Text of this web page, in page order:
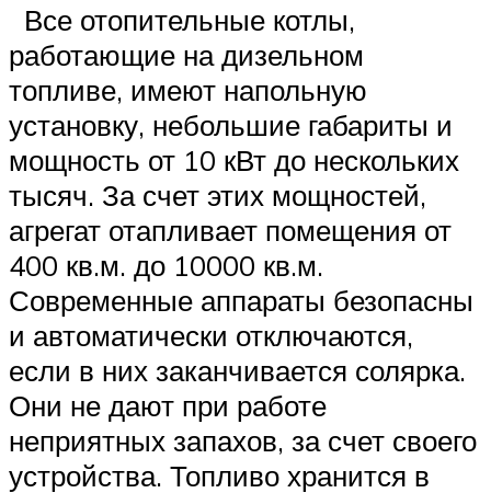
Все отопительные котлы,
работающие на дизельном
топливе, имеют напольную
установку, небольшие габариты и
мощность от 10 кВт до нескольких
тысяч. За счет этих мощностей,
агрегат отапливает помещения от
400 кв.м. до 10000 кв.м.
Современные аппараты безопасны
и автоматически отключаются,
если в них заканчивается солярка.
Они не дают при работе
неприятных запахов, за счет своего
устройства. Топливо хранится в